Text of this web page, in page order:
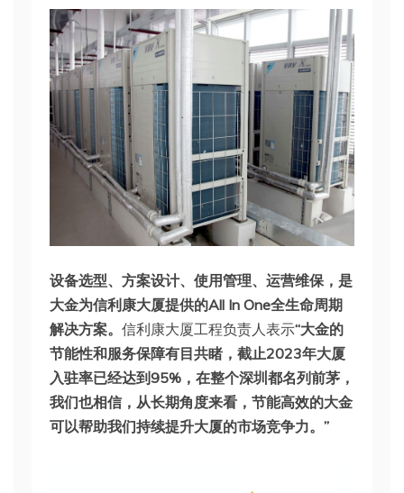
设备选型、方案设计、使用管理、运营维保，是
大金为信利康大厦提供的All In One全生命周期
解决方案。 信利康大厦工程负责人表示“大金的
节能性和服务保障有目共睹，截止2023年大厦
入驻率已经达到95%，在整个深圳都名列前茅，
我们也相信，从长期角度来看，节能高效的大金
可以帮助我们持续提升大厦的市场竞争力。”